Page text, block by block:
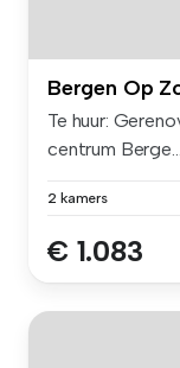
Bergen Op
Te huur:
centrum Berge...
2 kamers
€ 1.083